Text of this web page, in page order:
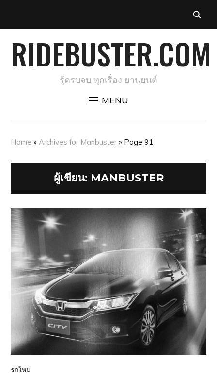
RIDEBUSTER.COM
รู้ครบจบ ทุกเรื่อง ยานยนต์
MENU
Home »Archives for Manbuster » Page 91
ผู้เขียน: MANBUSTER
รถใหม่